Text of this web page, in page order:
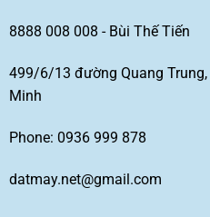
8888 008 008 - Bùi Thế Tiến
499/6/13 đường Quang Trung,
Minh
Phone: 0936 999 878
datmay.net@gmail.com